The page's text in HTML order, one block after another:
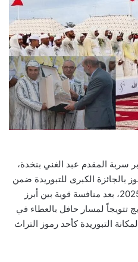
يوم السبت 04 أكتوبر سربة المقدم عبد الغني بنخدة،
بالجائزة الكبرى للتبوريدة ضمن
فعاليات معرض الفرس للجديدة 2025، بعد منافسة قوية بين أبرز
تتويجاً لمسار حافل بالعطاء في
التبوريدة كأحد رموز التراث